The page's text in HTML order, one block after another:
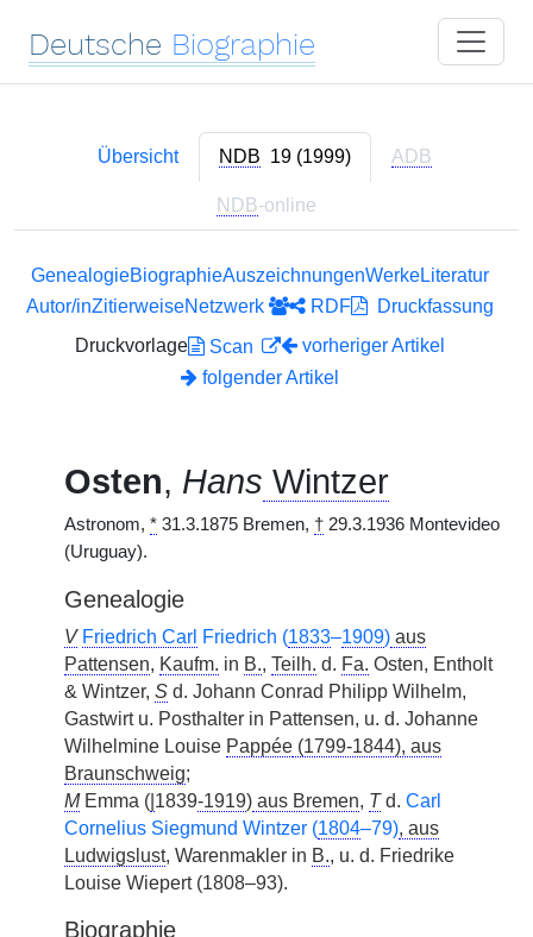
Deutsche Biographie
Übersicht NDB 19 (1999) ADB
NDB-online
GenealogieBiographieAuszeichnungenWerkeLiteratur
Autor/inZitierweiseNetzwerk RDF
Druckfassung
Druckvorlage
Scan
vorheriger Artikel
folgender Artikel
Osten, Hans Wintzer
Astronom, * 31.3.1875 Bremen, † 29.3.1936 Montevideo
(Uruguay).
Genealogie
V Friedrich Carl Friedrich (1833–1909) aus
Pattensen, Kaufm. in B., Teilh. d. Fa. Osten, Entholt
& Wintzer, S d. Johann Conrad Philipp Wilhelm,
Gastwirt u. Posthalter in Pattensen, u. d. Johanne
Wilhelmine Louise Pappée (1799-1844), aus
Braunschweig;
MEmma ( 1839-1919) aus Bremen, Td. Carl
Cornelius Siegmund Wintzer (1804–79), aus
Ludwigslust, Warenmakler in B., u. d. Friedrike
Louise Wiepert (1808–93).
Biographie